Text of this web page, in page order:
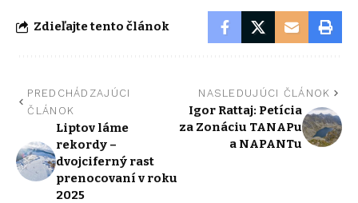
Zdieľajte tento článok
PREDCHÁDZAJÚCI
ČLÁNOK
Liptov láme
rekordy –
dvojciferný rast
prenocovaní v roku
2025
NASLEDUJÚCI ČLÁNOK
Igor Rattaj: Petícia
za Zonáciu TANAPu
a NAPANTu